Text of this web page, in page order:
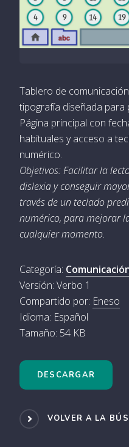
Tablero de
tipografía diseñada para
Página principal con
habituales y acceso a
numérico.
Objetivos: Facilitar la
dislexia y conseguir
través de un teclado
numérico, para mejorar
cualquier momento.
Categoría:
Versión: Verbo 1
Compartido por: Eneso
Idioma: Español
Tamaño: 54 KB
DESCARGAR
VOLVER A LA